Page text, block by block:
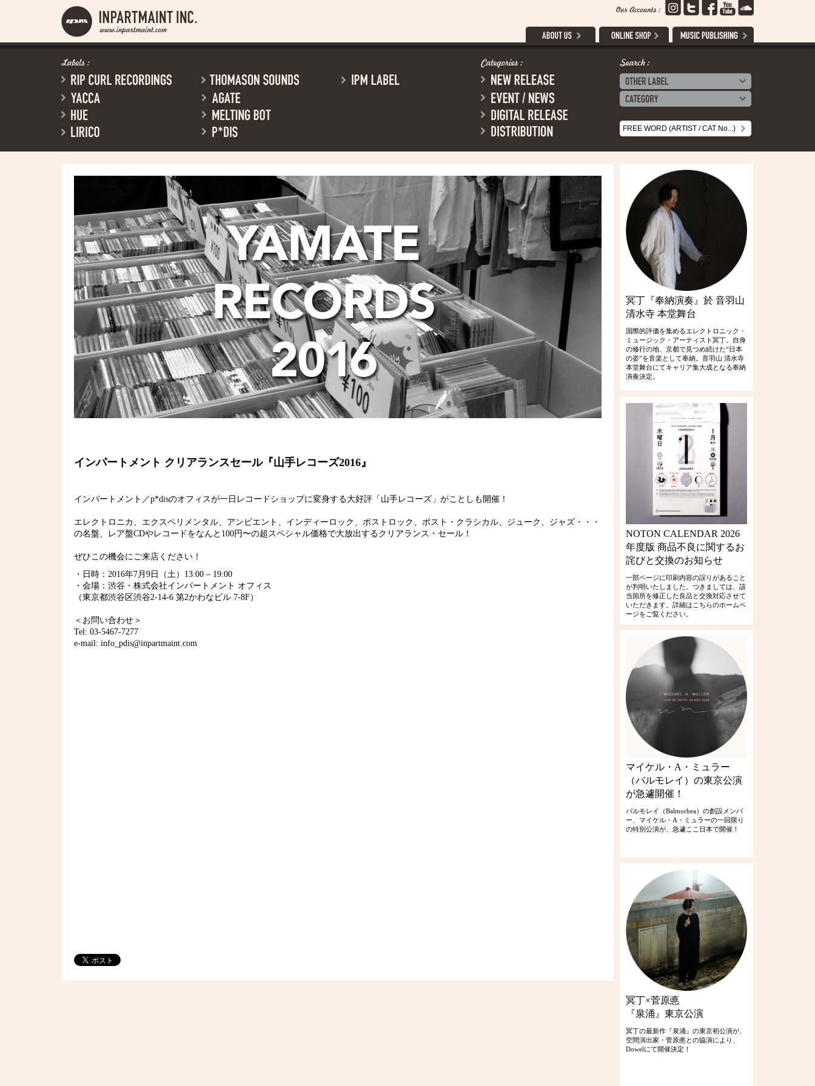
インパートメント クリアランスセール『山手レコーズ2016』
インパートメント／p*disのオフィスが一日レコードショップに変身する大好評「山手レコーズ」がことしも開催！
エレクトロニカ、エクスペリメンタル、アンビエント、インディーロック、ポストロック、ポスト・クラシカル、ジューク、ジャズ・・・
の名盤、レア盤CDやレコードをなんと100円〜の超スペシャル価格で大放出するクリアランス・セール！
ぜひこの機会にご来店ください！
・日時：2016年7月9日（土）13:00 – 19:00
・会場：渋谷・株式会社インパートメント オフィス
（東京都渋谷区渋谷2-14-6 第2かわなビル 7-8F）
＜お問い合わせ＞
Tel: 03-5467-7277
e-mail: info_pdis@inpartmaint.com
冥丁『奉納演奏』於 音羽山
清水寺 本堂舞台
国際的評価を集めるエレクトロニック・
ミュージック・アーティスト冥丁。自身
の修行の地、京都で見つめ続けた“日本
の姿”を音楽として奉納。音羽山 清水寺
本堂舞台にてキャリア集大成となる奉納
演奏決定。
NOTON CALENDAR 2026
年度版 商品不良に関するお
詫びと交換のお知らせ
一部ページに印刷内容の誤りがあること
が判明いたしました。つきましては、該
当箇所を修正した良品と交換対応させて
いただきます。詳細はこちらのホームペ
ージをご覧ください。
マイケル・A・ミュラー
（バルモレイ）の東京公演
が急遽開催！
バルモレイ（Balmorhea）の創設メンバ
ー、マイケル・A・ミュラーの一回限り
の特別公演が、急遽ここ日本で開催！
冥丁×菅原悳
『泉涌』東京公演
冥丁の最新作『泉涌』の東京初公演が、
空間演出家・菅原悳との協演により、
Dowelにて開催決定！